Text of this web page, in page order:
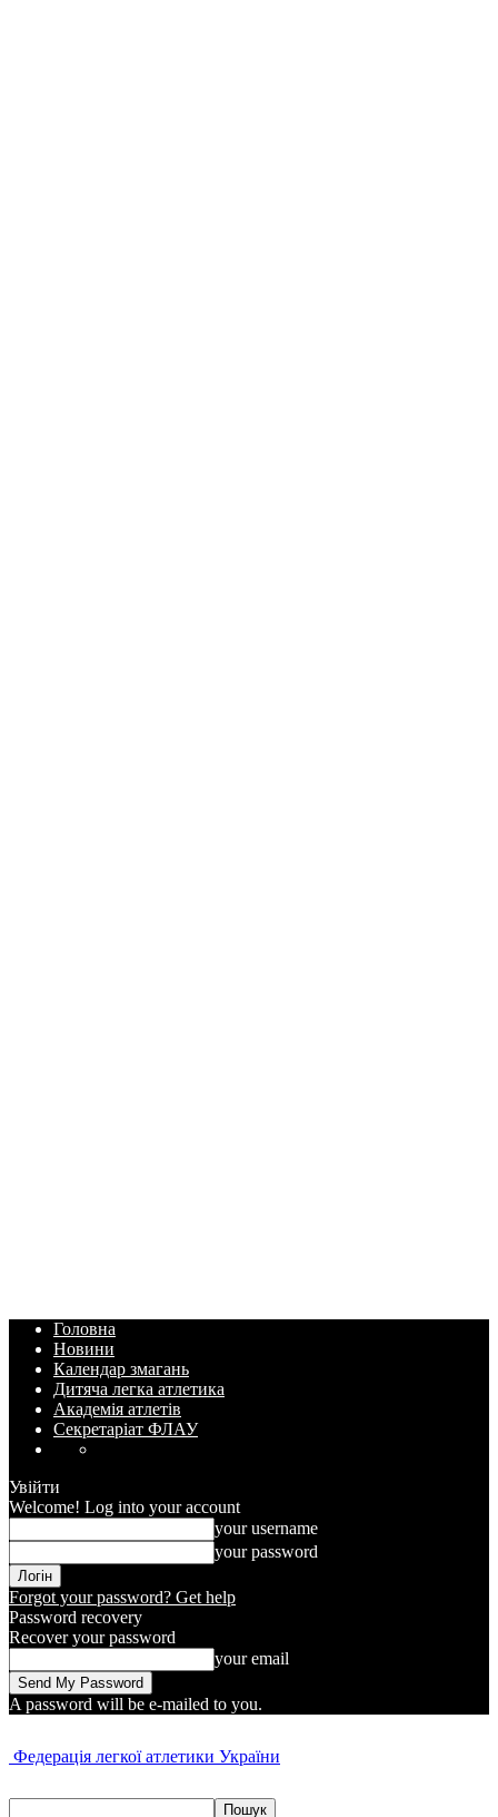
Головна
Новини
Календар змагань
Дитяча легка атлетика
Академія атлетів
Секретаріат ФЛАУ
Увійти
Welcome! Log into your account
your username
your password
Forgot your password? Get help
Password recovery
Recover your password
your email
A password will be e-mailed to you.
Федерація легкої атлетики України